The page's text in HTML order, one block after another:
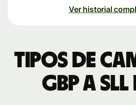
Ver historial
Tipos de
GBP a